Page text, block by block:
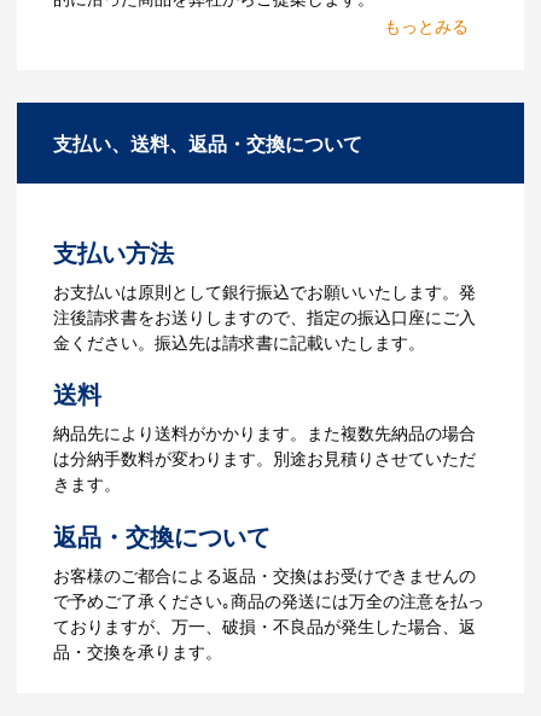
タマイズが可能です。お気軽にご相談く
お見積を弊社からお出しします。
3.発注・データ入稿
ら、ご注文書をお送りします。
【名入れをする場合】名入れに必要なデ
ータをご入稿頂き、名入れイメージをデ
ータでご確認いただきます。
4.納品
【名入れをする場合】データのご入稿後
３週間程度で納品となります。
【名入れなしの場合】在庫がある場合、3
～5営業日程度で納品となります。
ご利用ガイドをもっとみる
支払い、送料、返品・交換について
支払い方法
お支払いは原則として銀行振込でお願いいたします。発
注後請求書をお送りしますので、指定の振込口座にご入
金ください。振込先は請求書に記載いたします。
送料
納品先により送料がかかります。また複数先納品の場合
は分納手数料が変わります。別途お見積りさせていただ
きます。
返品・交換について
お客様のご都合による返品・交換はお受けできませんの
で予めご了承ください｡商品の発送には万全の注意を払っ
ておりますが、万一、破損・不良品が発生した場合、返
品・交換を承ります。